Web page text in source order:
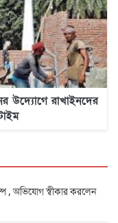
উদ্যোগে রাখাইনদের
, অভিযোগ স্বীকার করলেন